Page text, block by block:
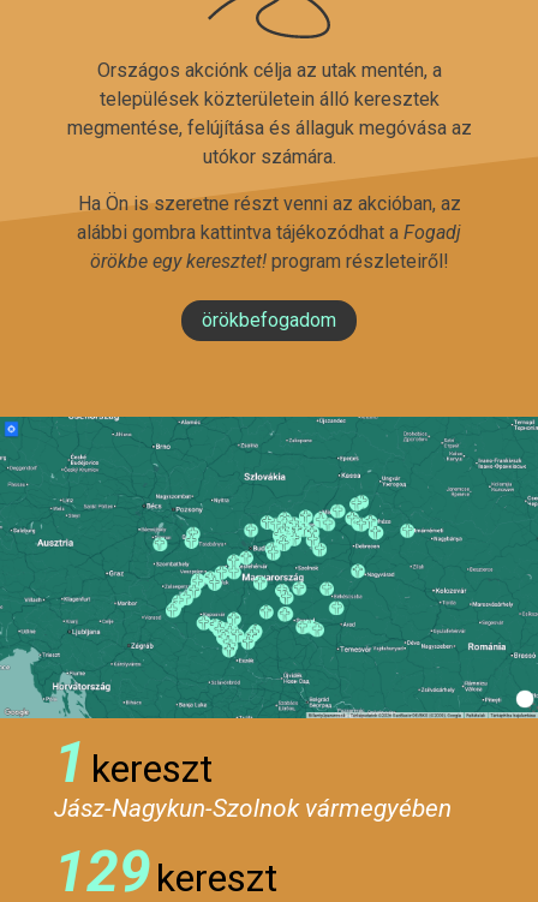
Országos akciónk célja az utak mentén, a
települések közterületein álló keresztek
megmentése, felújítása és állaguk megóvása az
utókor számára.
Ha Ön is szeretne részt venni az akcióban, az
alábbi gombra kattintva tájékozódhat a Fogadj
örökbe egy keresztet!program részleteiről!
örökbefogadom
1 kereszt
Jász-Nagykun-Szolnok vármegyében
129kereszt